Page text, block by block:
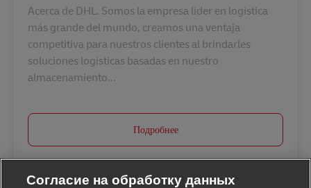
Acerca de DHL. Somos la empresa líder en logística
más grande del mundo, creamos una ventaja
competitiva para nuestros clientes al brindarles
soluciones logísticas basadas en nuestro
almacenamiento...
Подробнее
Согласие на обработку данных